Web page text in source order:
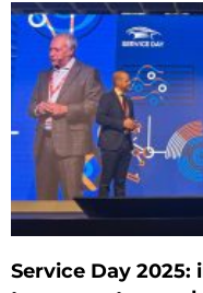
Service Day